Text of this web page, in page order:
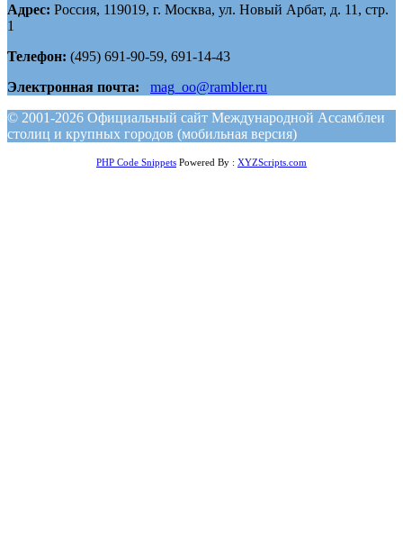
Адрес: Россия, 119019, г. Москва, ул. Новый Арбат, д. 11, стр.
1
Телефон: (495) 691-90-59, 691-14-43
Электронная почта:
mag_oo@rambler.ru
© 2001-2026 Официальный сайт Международной Ассамблеи
столиц и крупных городов (мобильная версия)
PHP Code Snippets Powered By : XYZScripts.com